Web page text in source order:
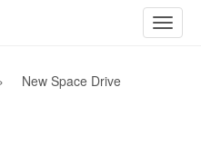
ein-/
New Space Drive